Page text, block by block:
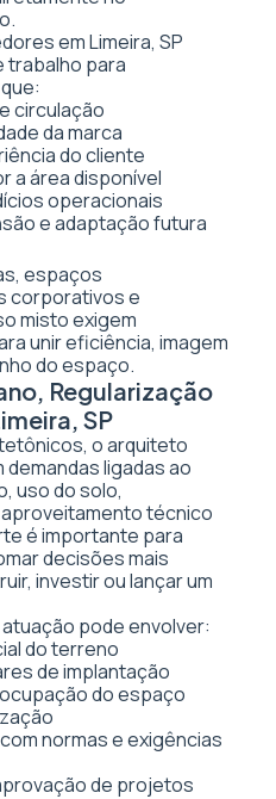
em Limeira, SP
trabalho para
circulação
da marca
do cliente
a área disponível
operacionais
e adaptação futura
espaços
corporativos e
misto exigem
unir eficiência, imagem
do espaço.
Regularização
SP
o arquiteto
ligadas ao
uso do solo,
técnico
é importante para
decisões mais
investir ou lançar um
pode envolver:
do terreno
de implantação
do espaço
normas e exigências
de projetos